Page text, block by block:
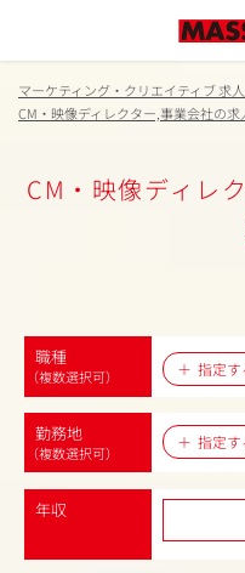
マーケティング・クリエイティブ 求
CM・映像ディレクター,事業会社の求
CM・映像ディレ
職種
（複数選択可） 指定す
勤務地
（複数選択可）
指定す
年収